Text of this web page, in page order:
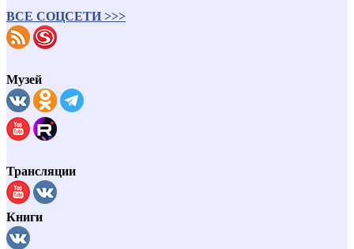
ВСЕ СОЦСЕТИ >>>
Музей
Трансляции
Книги